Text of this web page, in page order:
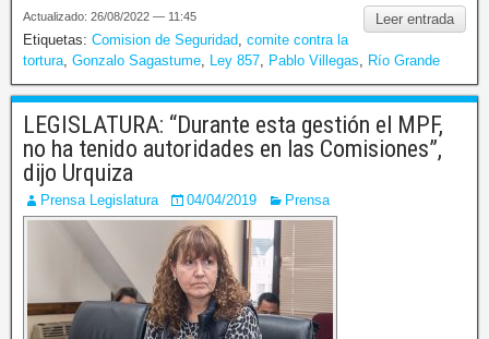
Leer entrada
Actualizado: 26/08/2022 — 11:45
Etiquetas: Comision de Seguridad comite contra la
tortura Gonzalo Sagastume Ley 857 Pablo Villegas Río Grande
LEGISLATURA: “Durante esta gestión el MPF,
no ha tenido autoridades en las Comisiones”,
dijo Urquiza
Prensa Legislatura 04/04/2019 Prensa